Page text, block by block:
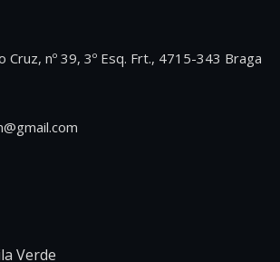
Cruz, nº 39, 3º Esq. Frt., 4715-343 Braga
Verde